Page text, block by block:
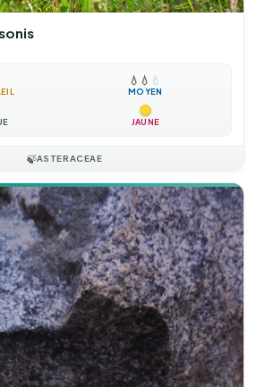
💧 💧 💧
MOYEN
JAUNE
🍃ASTERACEAE